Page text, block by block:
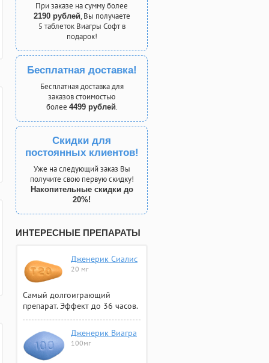
При заказе на сумму более
2190 рублей, Вы получаете
5 таблеток Виагры Софт в
подарок!
Бесплатная доставка!
Бесплатная доставка для
заказов стоимостью
более 4499 рублей.
Скидки для
постоянных клиентов!
Уже на следующий заказ Вы
получите свою первую скидку!
Накопительные скидки до
20%!
ИНТЕРЕСНЫЕ ПРЕПАРАТЫ
Дженерик Сиалис
20 мг
Самый долгоиграющий
препарат. Эффект до 36 часов.
Дженерик Виагра
100мг